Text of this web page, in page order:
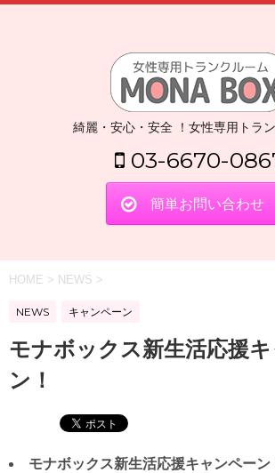
綺麗・安心・安全 ！女性専用トラ
03-6670-
簡単お問い合わせ
HOME > NEWS >
NEWS キャンペーン
モナボックス新生活応援
ン！
モナボックス新生活応援キャンペーン